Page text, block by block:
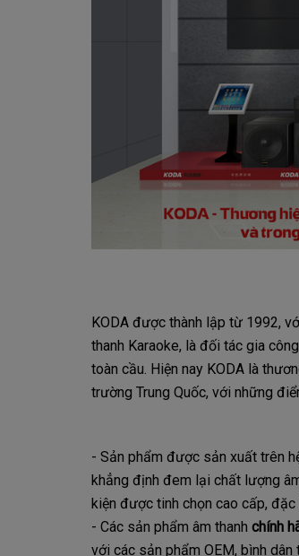
KODA được thành lập từ 1992,
thanh Karaoke, là đối tác gia
toàn cầu. Hiện nay KODA là
trường Trung Quốc, với những
- Sản phẩm được sản xuất trên
khẳng định đem lại chất lượng
kiện được tinh chọn cao cấp, đặc
- Các sản phẩm âm thanh chính
với các sản phẩm OEM, bình